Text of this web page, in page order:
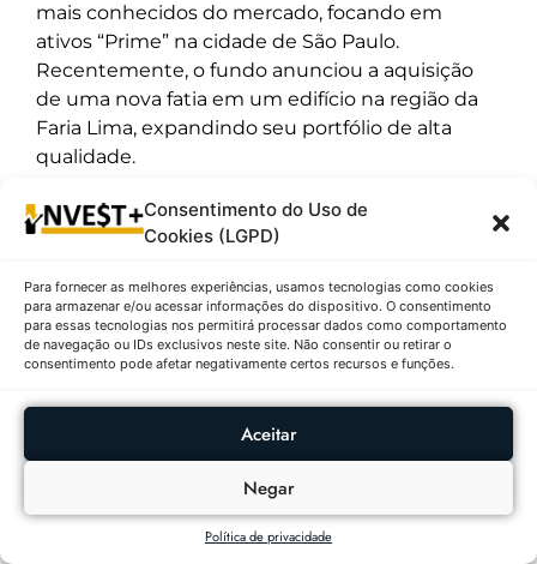
Consentimento do Uso de
Cookies (LGPD)
Para fornecer as melhores experiências, usamos tecnologias como cookies
para armazenar e/ou acessar informações do dispositivo. O consentimento
para essas tecnologias nos permitirá processar dados como comportamento
de navegação ou IDs exclusivos neste site. Não consentir ou retirar o
consentimento pode afetar negativamente certos recursos e funções.
Aceitar
Negar
Política de privacidade
mais conhecidos do mercado, focando em
ativos “Prime” na cidade de São Paulo.
Recentemente, o fundo anunciou a aquisição
de uma nova fatia em um edifício na região da
Faria Lima, expandindo seu portfólio de alta
qualidade.
8º – URCA PRIME RENDA FII CF
(URPR11) | R$ 26,66 ↓2,52%
Descrição: O ativo URPR11 registrou uma queda
de 2,52%, encerrando a R$ 26,66. A variação
nominal negativa foi de R$ 0,69 comparado ao
fechamento anterior de R$ 27,35, segundo a
variou entre a mínima de R$ 26,25 e a máxima
volume financeiro atingiu R$ 1.612.556,76. A
análise das últimas 52 semanas revela que o
fundo atingiu sua mínima anual justamente no